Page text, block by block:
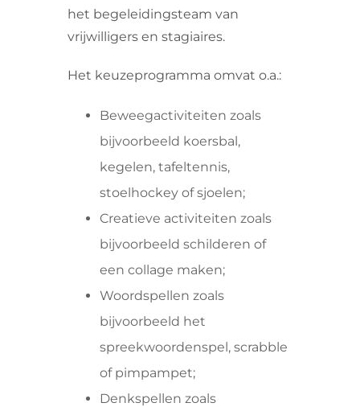
het begeleidingsteam van
vrijwilligers en stagiaires.
Het keuzeprogramma omvat o.a.:
Beweegactiviteiten zoals
bijvoorbeeld koersbal,
kegelen, tafeltennis,
stoelhockey of sjoelen;
Creatieve activiteiten zoals
bijvoorbeeld schilderen of
een collage maken;
Woordspellen zoals
bijvoorbeeld het
spreekwoordenspel, scrabble
of pimpampet;
Denkspellen zoals